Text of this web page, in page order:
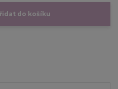
do košíku